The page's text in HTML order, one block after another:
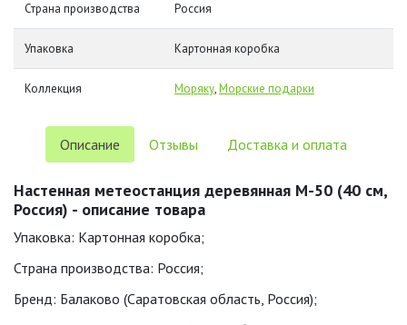
Страна производства Россия
Упаковка Картонная коробка
Коллекция Моряку,Морские подарки
Описание Отзывы Доставка и оплата
Настенная метеостанция деревянная М-50 (40 см,
Россия) - описание товара
Упаковка: Картонная коробка;
Страна производства: Россия;
Бренд: Балаково (Саратовская область, Россия);